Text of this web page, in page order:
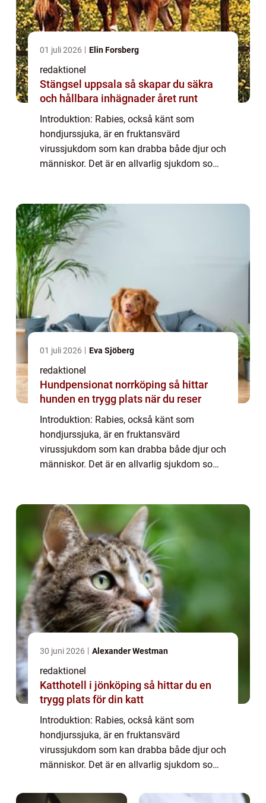
01 juli 2026 Elin Forsberg
redaktionel
Stängsel uppsala så skapar du säkra
och hållbara inhägnader året runt
Introduktion: Rabies, också känt som
hondjurssjuka, är en fruktansvärd
virussjukdom som kan drabba både djur och
människor. Det är en allvarlig sjukdom som
fladdermöss. F...
01 juli 2026 Eva Sjöberg
redaktionel
Hundpensionat norrköping så hittar
hunden en trygg plats när du reser
Introduktion: Rabies, också känt som
hondjurssjuka, är en fruktansvärd
virussjukdom som kan drabba både djur och
människor. Det är en allvarlig sjukdom som
fladdermöss. F...
30 juni 2026 Alexander Westman
redaktionel
Katthotell i jönköping så hittar du en
trygg plats för din katt
Introduktion: Rabies, också känt som
hondjurssjuka, är en fruktansvärd
virussjukdom som kan drabba både djur och
människor. Det är en allvarlig sjukdom som
framförallt vilda djur som rävar och